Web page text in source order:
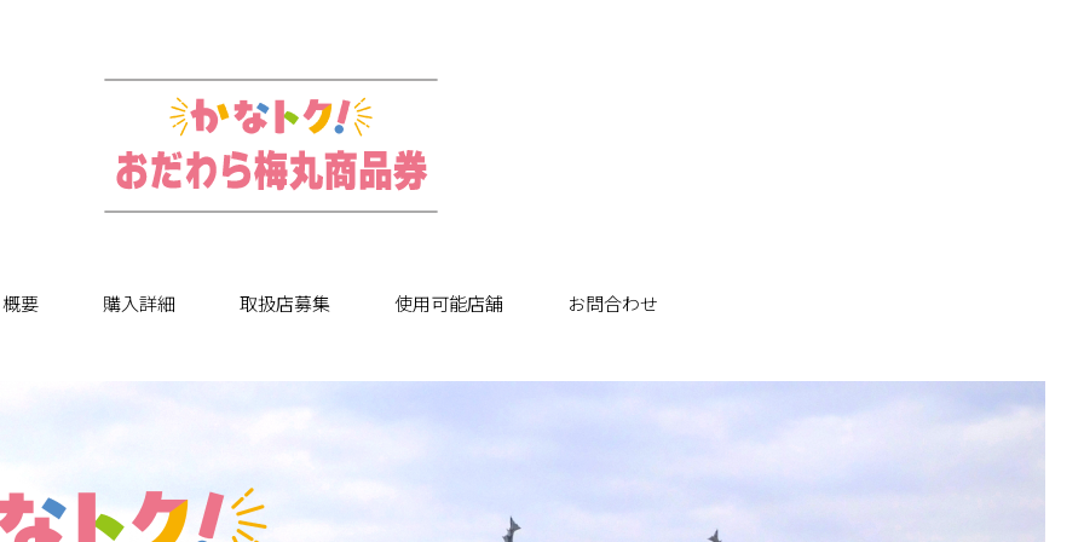
概要 購入詳細 取扱店募集 使用可能店舗 お問合わせ